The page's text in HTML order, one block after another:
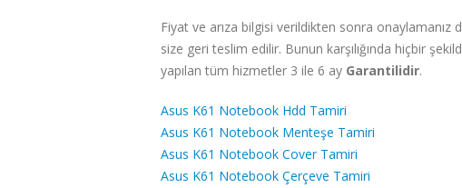
Fiyat ve arıza bilgisi verildikten sonra
size geri teslim edilir. Bunun karşılığında hiçbir
yapılan tüm hizmetler 3 ile 6 ay Garantilidir.
Asus K61 Notebook Hdd Tamiri
Asus K61 Notebook Menteşe Tamiri
Asus K61 Notebook Cover Tamiri
Asus K61 Notebook Çerçeve Tamiri